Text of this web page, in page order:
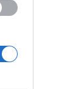
Έρευνα
07/08/2026